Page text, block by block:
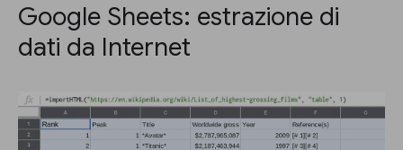
Google Sheets: estrazione di
dati da Internet